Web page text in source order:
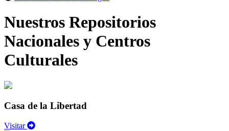
Nuestros Repositorios
Nacionales y Centros
Culturales
Casa de la Libertad
Visitar